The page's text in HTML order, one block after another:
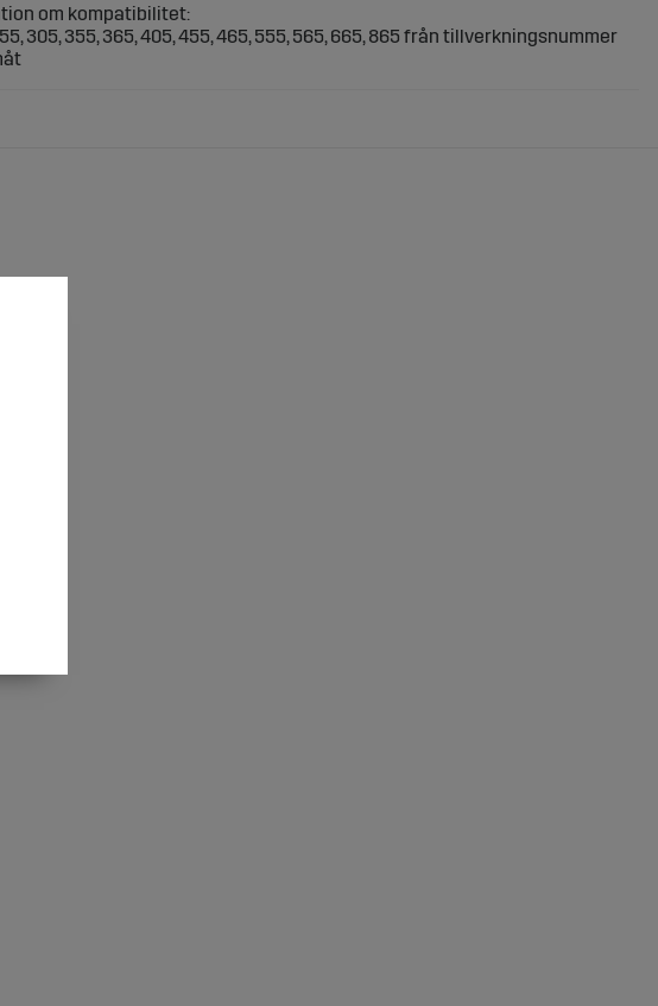
om kompatibilitet:
305, 355, 365, 405, 455, 465, 555, 565, 665, 865 från tillverkningsnummer